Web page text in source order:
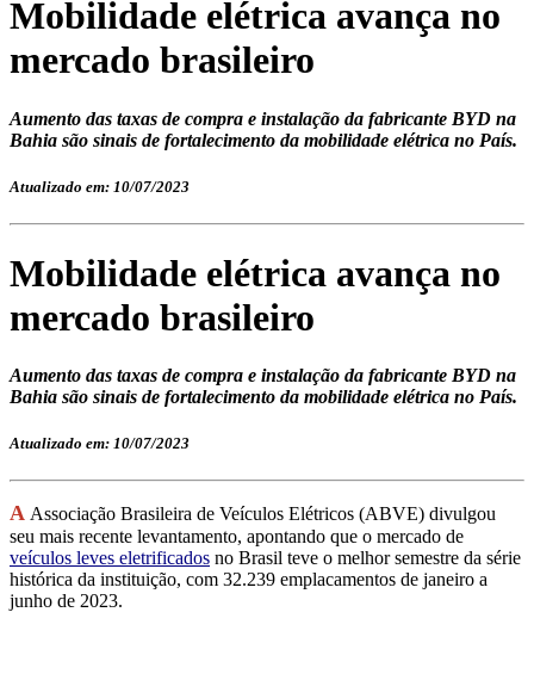
Mobilidade elétrica avança no
mercado brasileiro
Aumento das taxas de compra e instalação da fabricante BYD na
Bahia são sinais de fortalecimento da mobilidade elétrica no País.
Atualizado em: 10/07/2023
Mobilidade elétrica avança no
mercado brasileiro
Aumento das taxas de compra e instalação da fabricante BYD na
Bahia são sinais de fortalecimento da mobilidade elétrica no País.
Atualizado em: 10/07/2023
A Associação Brasileira de Veículos Elétricos (ABVE) divulgou
seu mais recente levantamento, apontando que o mercado de
veículos leves eletrificados no Brasil teve o melhor semestre da série
histórica da instituição, com 32.239 emplacamentos de janeiro a
junho de 2023.